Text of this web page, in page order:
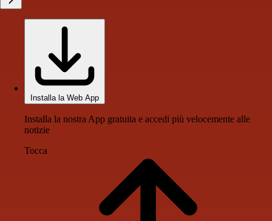
Installa la Web App
Installa la nostra App gratuita e accedi più velocemente alle
notizie
Tocca